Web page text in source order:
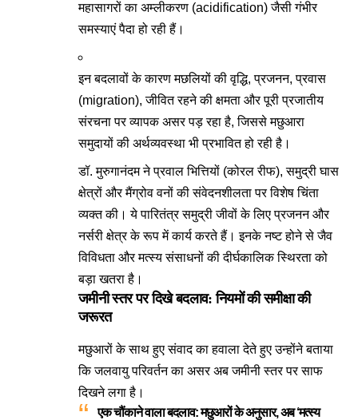
महासागरों का अम्लीकरण (acidification) जैसी गंभीर
समस्याएं पैदा हो रही हैं ।
इन बदलावों के कारण मछलियों की वृद्धि, प्रजनन, प्रवास
(migration), जीवित रहने की क्षमता और पूरी प्रजातीय
संरचना पर व्यापक असर पड़ रहा है, जिससे मछुआरा
समुदायों की अर्थव्यवस्था भी प्रभावित हो रही है ।
डॉ. मुरुगानंदम ने प्रवाल भित्तियों (कोरल रीफ), समुद्री घास
क्षेत्रों और मैंग्रोव वनों की संवेदनशीलता पर विशेष चिंता
व्यक्त की । ये पारितंत्र समुद्री जीवों के लिए प्रजनन और
नर्सरी क्षेत्र के रूप में कार्य करते हैं । इनके नष्ट होने से जैव
विविधता और मत्स्य संसाधनों की दीर्घकालिक स्थिरता को
बड़ा खतरा है ।
जमीनी स्तर पर दिखे बदलाव: नियमों की समीक्षा की
जरूरत
मछुआरों के साथ हुए संवाद का हवाला देते हुए उन्होंने बताया
कि जलवायु परिवर्तन का असर अब जमीनी स्तर पर साफ
दिखने लगा है ।
एक चौंकाने वाला बदलाव:मछुआरों के अनुसार, अब ‘मत्स्य